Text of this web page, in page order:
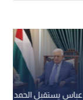
عباس يستقبل الحمد الله